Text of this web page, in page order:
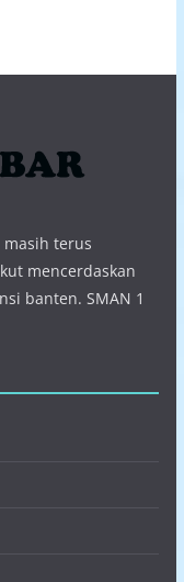
terus
mencerdaskan
banten. SMAN 1